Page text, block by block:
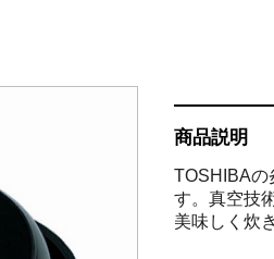
商品説明
TOSHIBAの
す。真空技
美味しく炊